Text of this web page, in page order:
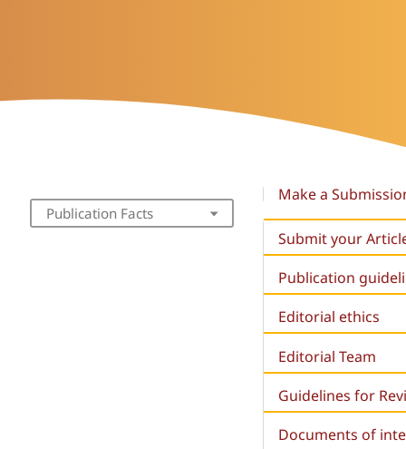
Publication Facts
Make a
Submit your
Publication
Editorial ethics
Editorial Team
Guidelines for
Documents of